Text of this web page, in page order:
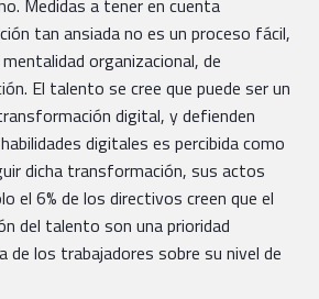
Medidas a tener en cuenta
tan ansiada no es un proceso fácil,
organizacional, de
El talento se cree que puede ser un
digital, y defienden
digitales es percibida como
dicha transformación, sus actos
el 6% de los directivos creen que el
del talento son una prioridad
los trabajadores sobre su nivel de